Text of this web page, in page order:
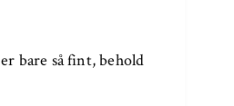
bare så fint, behold